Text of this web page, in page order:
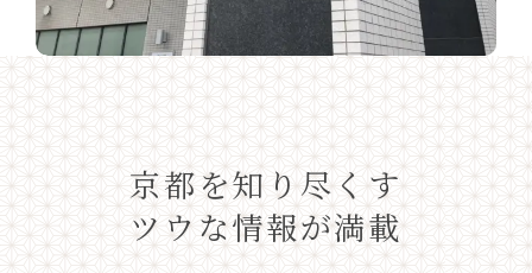
京都を知り尽くす
ツウな情報が満載